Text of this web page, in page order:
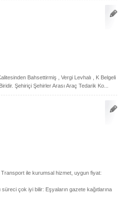
Bahsettirmiş , Vergi Levhalı , K Belgeli
Şehiriçi Şehirler Arası Araç Tedarik Ko...
ile kurumsal hizmet, uygun fiyat:
çok iyi bilir: Eşyaların gazete kağıtlarına